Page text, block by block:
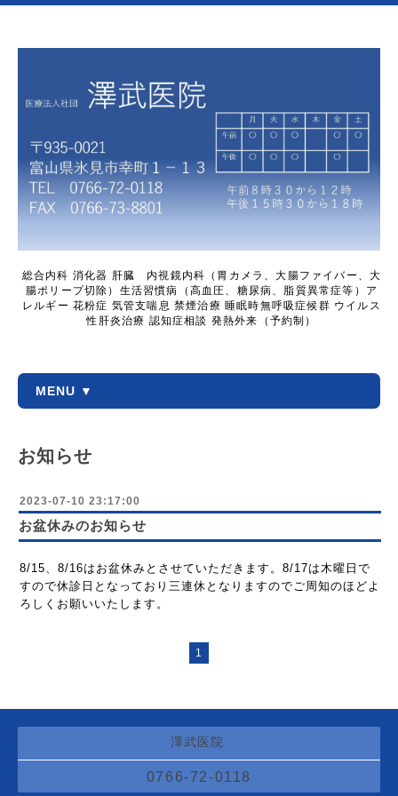
総合内科 消化器 肝臓 内視鏡内科（胃カメラ、大腸ファイバー、大
腸ポリープ切除）生活習慣病（高血圧、糖尿病、脂質異常症等）ア
レルギー 花粉症 気管支喘息 禁煙治療 睡眠時無呼吸症候群 ウイルス
性肝炎治療 認知症相談 発熱外来（予約制）
MENU ▼
お知らせ
2023-07-10 23:17:00
お盆休みのお知らせ
8/15、8/16はお盆休みとさせていただきます。8/17は木曜日で
すので休診日となっており三連休となりますのでご周知のほどよ
ろしくお願いいたします。
1
澤武医院
0766-72-0118